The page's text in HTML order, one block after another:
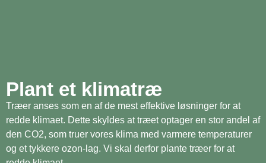
Plant et klimatræ
Træer anses som en af de mest effektive løsninger for at
redde klimaet. Dette skyldes at træet optager en stor andel af
den CO2, som truer vores klima med varmere temperaturer
og et tykkere ozon-lag. Vi skal derfor plante træer for at